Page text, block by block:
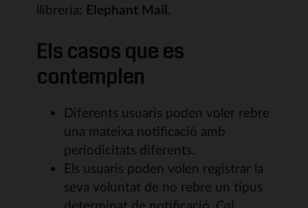
llibreria: Elephant Mail.
Els casos que es
contemplen
Diferents usuaris poden voler rebre
una mateixa notificació amb
periodicitats diferents.
Els usuaris poden volen registrar la
seva voluntat de no rebre un tipus